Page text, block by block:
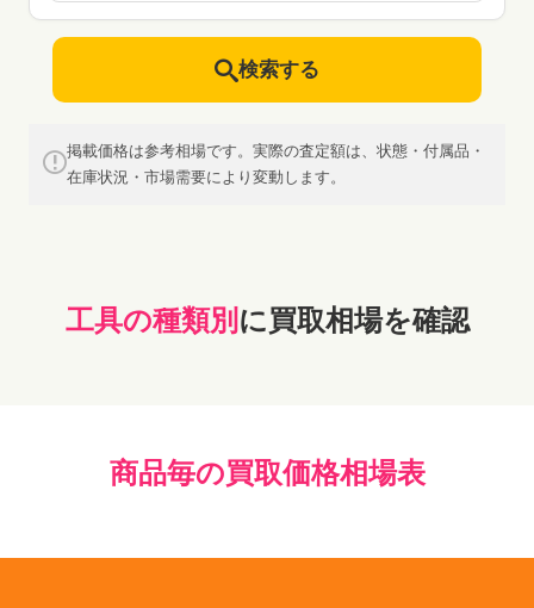
検索する
掲載価格は参考相場です。実際の査定額は、状態・付属品・
在庫状況・市場需要により変動します。
工具の種類別 に買取相場を確認
商品毎の買取価格相場表